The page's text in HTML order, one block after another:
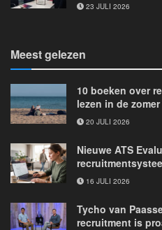
23 JULI 2026
Meest gelezen
10 boeken over
lezen in de
20 JULI 2026
Nieuwe ATS
16 JULI 2026
Tycho van
recruitment is